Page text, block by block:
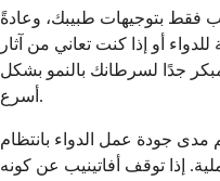
فقط بتوجيهات طبيبك، وعادةً
أو إذا كنت تعاني من آثار
جدًا لسرطانك بالنمو بشكل
أسرع.
مدى جودة عمل الدواء بانتظام
إذا توقف أفاتينيب عن كونه